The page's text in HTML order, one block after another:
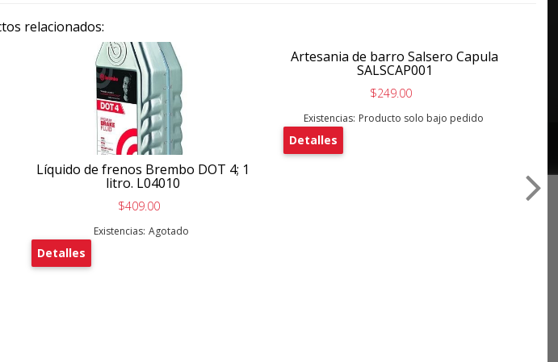
relacionados:
Líquido de frenos Brembo DOT 4; 1
litro. L04010
$409.00
Existencias: Agotado
Detalles
Artesania de barro Salsero Capula
SALSCAP001
$249.00
Existencias: Producto solo bajo pedido
Detalles